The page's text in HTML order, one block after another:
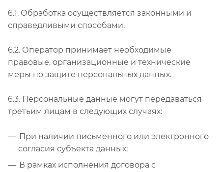
6.1. Обработка осуществляется законными и
справедливыми способами.
6.2. Оператор принимает необходимые
правовые, организационные и технические
меры по защите персональных данных.
6.3. Персональные данные могут передаваться
третьим лицам в следующих случаях:
При наличии письменного или электронного
согласия субъекта данных;
В рамках исполнения договора с